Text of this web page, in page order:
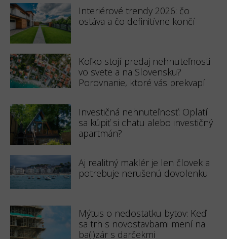
Interiérové trendy 2026: čo
ostáva a čo definitívne končí
Koľko stojí predaj nehnuteľnosti
vo svete a na Slovensku?
Porovnanie, ktoré vás prekvapí
Investičná nehnuteľnosť: Oplatí
sa kúpiť si chatu alebo investičný
apartmán?
Aj realitný maklér je len človek a
potrebuje nerušenú dovolenku
Mýtus o nedostatku bytov: Keď
sa trh s novostavbami mení na
ba(i)zár s darčekmi